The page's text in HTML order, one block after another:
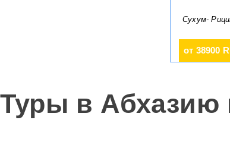
Сухум-
от 38900
Туры в Абхазию